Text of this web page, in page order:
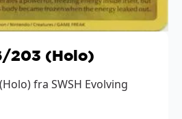
203 (Holo)
fra SWSH Evolving